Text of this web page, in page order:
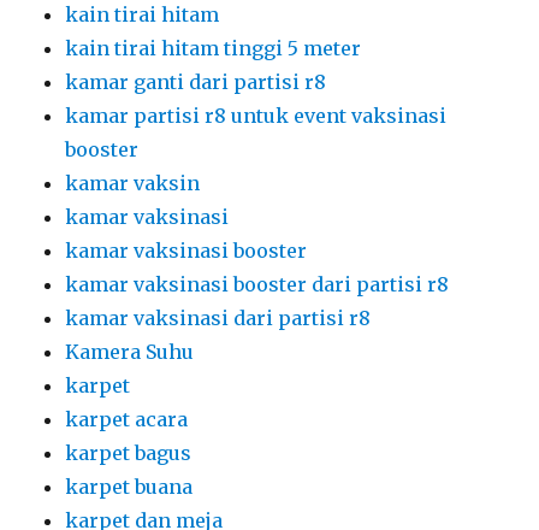
kain tirai hitam
kain tirai hitam tinggi 5 meter
kamar ganti dari partisi r8
kamar partisi r8 untuk event vaksinasi
booster
kamar vaksin
kamar vaksinasi
kamar vaksinasi booster
kamar vaksinasi booster dari partisi r8
kamar vaksinasi dari partisi r8
Kamera Suhu
karpet
karpet acara
karpet bagus
karpet buana
karpet dan meja